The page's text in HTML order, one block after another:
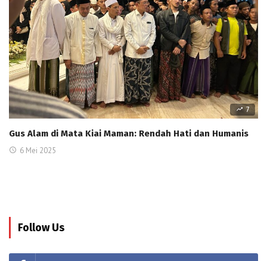
7
Gus Alam di Mata Kiai Maman: Rendah Hati dan Humanis
6 Mei 2025
Follow Us